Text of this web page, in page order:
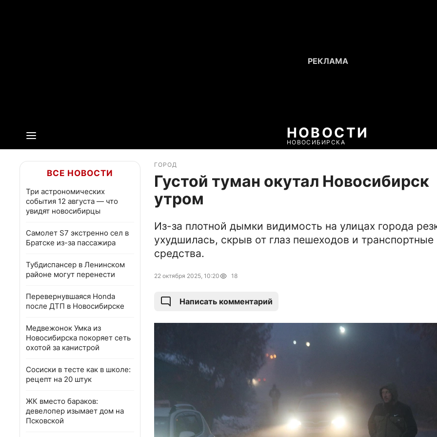
НОВОСТИ
НОВОСИБИРСКА
ВСЕ НОВОСТИ
Три астрономических
события 12 августа — что
увидят новосибирцы
Самолет S7 экстренно сел в
Братске из-за пассажира
Тубдиспансер в Ленинском
районе могут перенести
Перевернувшаяся Honda
после ДТП в Новосибирске
Медвежонок Умка из
Новосибирска покоряет сеть
охотой за канистрой
Сосиски в тесте как в школе:
рецепт на 20 штук
ЖК вместо бараков:
девелопер изымает дом на
Псковской
ГОРОД
Густой туман окутал Новосибирск
утром
Из-за плотной дымки видимость на улицах города
ухудшилась, скрыв от глаз пешеходов и транспортные
средства.
22 октября 2025, 10:20 18
Написать комментарий